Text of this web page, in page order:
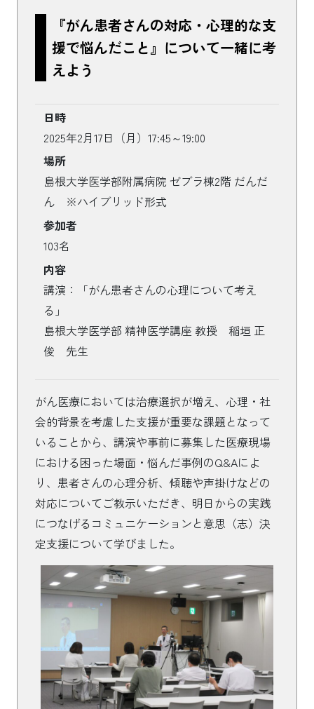
『がん患者さんの対応・心理的な支
援で悩んだこと』について一緒に考
えよう
日時
2025年2月17日（月）17:45～19:00
場所
島根大学医学部附属病院 ゼブラ棟2階 だんだ
ん ※ハイブリッド形式
参加者
103名
内容
講演：「がん患者さんの心理について考え
る」
島根大学医学部 精神医学講座 教授 稲垣 正
俊 先生
がん医療においては治療選択が増え、心理・社
会的背景を考慮した支援が重要な課題となって
いることから、講演や事前に募集した医療現場
における困った場面・悩んだ事例のQ&Aによ
り、患者さんの心理分析、傾聴や声掛けなどの
対応についてご教示いただき、明日からの実践
につなげるコミュニケーションと意思（志）決
定支援について学びました。